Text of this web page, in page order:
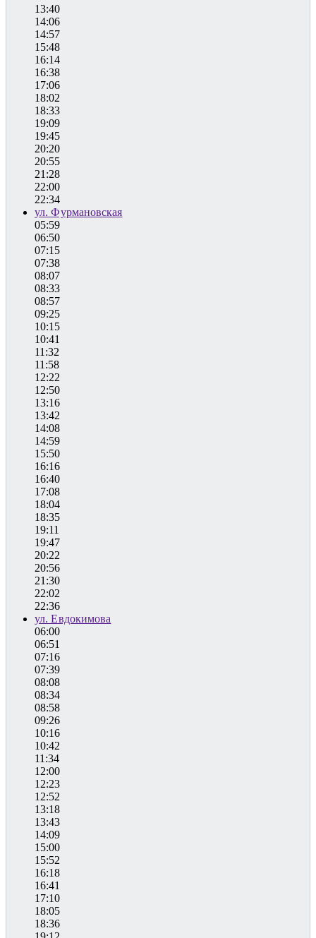
13:40
14:06
14:57
15:48
16:14
16:38
17:06
18:02
18:33
19:09
19:45
20:20
20:55
21:28
22:00
22:34
ул. Фурмановская
05:59
06:50
07:15
07:38
08:07
08:33
08:57
09:25
10:15
10:41
11:32
11:58
12:22
12:50
13:16
13:42
14:08
14:59
15:50
16:16
16:40
17:08
18:04
18:35
19:11
19:47
20:22
20:56
21:30
22:02
22:36
ул. Евдокимова
06:00
06:51
07:16
07:39
08:08
08:34
08:58
09:26
10:16
10:42
11:34
12:00
12:23
12:52
13:18
13:43
14:09
15:00
15:52
16:18
16:41
17:10
18:05
18:36